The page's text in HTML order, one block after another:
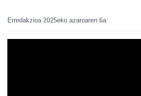
Erredakzioa 2025eko azaroaren 6a